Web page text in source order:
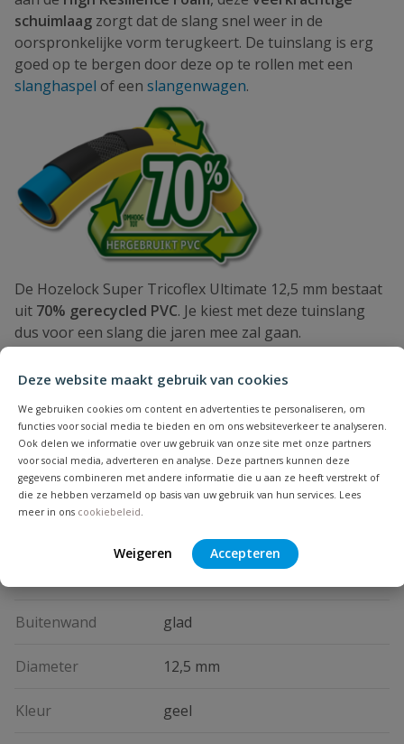
Deze website maakt gebruik van cookies
We gebruiken cookies om content en advertenties te personaliseren, om
functies voor social media te bieden en om ons websiteverkeer te analyseren.
Ook delen we informatie over uw gebruik van onze site met onze partners
voor social media, adverteren en analyse. Deze partners kunnen deze
gegevens combineren met andere informatie die u aan ze heeft verstrekt of
die ze hebben verzameld op basis van uw gebruik van hun services. Lees
meer in ons cookiebeleid
Weigeren Accepteren
schuimlaag zorgt dat de slang snel weer in de
oorspronkelijke vorm terugkeert. De tuinslang is erg
goed op te bergen door deze op te rollen met een
slanghaspel of een slangenwagen.
De Hozelock Super Tricoflex Ultimate 12,5 mm bestaat
uit 70% gerecycled PVC. Je kiest met deze tuinslang
dus voor een slang die jaren mee zal gaan.
perfect voor al je tuinbewateringsklussen!
Specificaties
Binnendiameter 12,5 mm
Buitenwand glad
Diameter 12,5 mm
Kleur geel